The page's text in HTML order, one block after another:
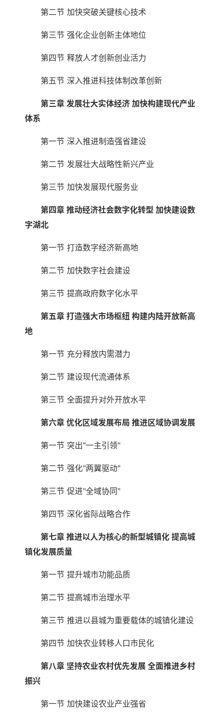
第二节 加快突破关键核心技术
第三节 强化企业创新主体地位
第四节 释放人才创新创业活力
第五节 深入推进科技体制改革创新
第三章 发展壮大实体经济 加快构建现代产业
体系
第一节 深入推进制造强省建设
第二节 发展壮大战略性新兴产业
第三节 加快发展现代服务业
第四章 推动经济社会数字化转型 加快建设数
字湖北
第一节 打造数字经济新高地
第二节 加快数字社会建设
第三节 提高政府数字化水平
第五章 打造强大市场枢纽 构建内陆开放新高
地
第一节 充分释放内需潜力
第二节 建设现代流通体系
第三节 全面提升对外开放水平
第六章 优化区域发展布局 推进区域协调发展
第一节 突出"一主引领"
第二节 强化"两翼驱动"
第三节 促进"全域协同"
第四节 深化省际战略合作
第七章 推进以人为核心的新型城镇化 提高城
镇化发展质量
第一节 提升城市功能品质
第二节 提高城市治理水平
第三节 推进以县城为重要载体的城镇化建设
第四节 加快农业转移人口市民化
第八章 坚持农业农村优先发展 全面推进乡村
振兴
第一节 加快建设农业产业强省